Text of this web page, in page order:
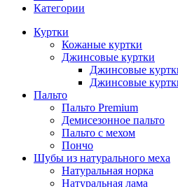
Категории
Куртки
Кожаные куртки
Джинсовые куртки
Джинсовые
Джинсовые
Пальто
Пальто Premium
Демисезонное пальто
Пальто с мехом
Пончо
Шубы из натурального меха
Натуральная норка
Натуральная лама